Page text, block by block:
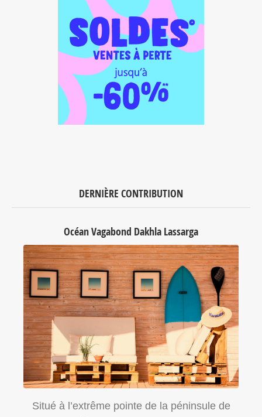
DERNIÈRE CONTRIBUTION
Océan Vagabond Dakhla Lassarga
Situé à l’extrême pointe de la péninsule de